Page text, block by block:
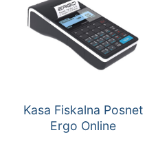
Kasa Fiskalna Posnet
Ergo Online